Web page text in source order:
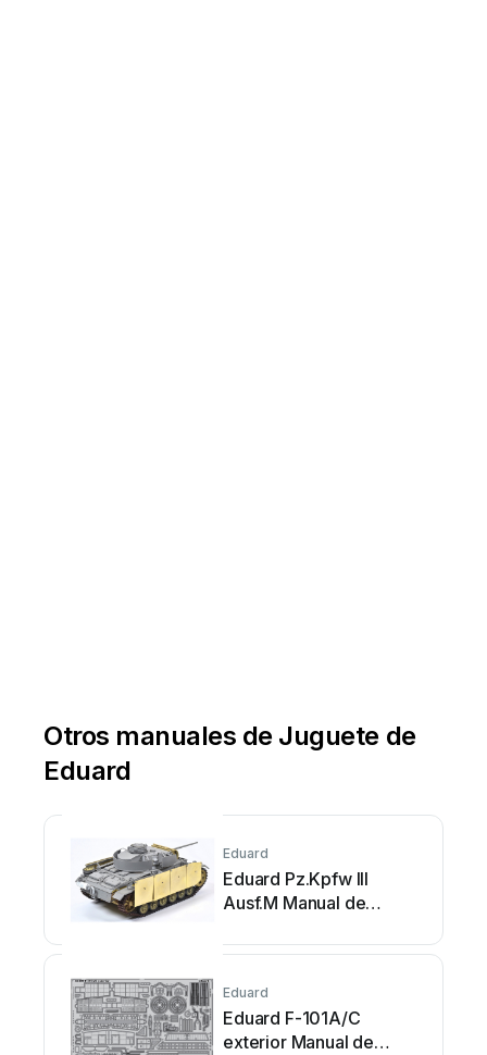
Otros manuales de Juguete de
Eduard
Eduard
Eduard Pz.Kpfw III
Ausf.M Manual de
Eduard
Eduard F-101A/C
exterior Manual de